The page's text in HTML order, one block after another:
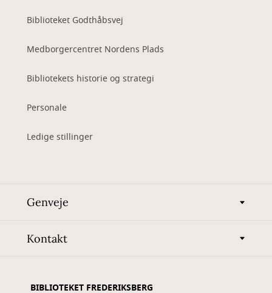
Biblioteket Godthåbsvej
Medborgercentret Nordens Plads
Bibliotekets historie og strategi
Personale
Ledige stillinger
Genveje
Kontakt
BIBLIOTEKET FREDERIKSBERG